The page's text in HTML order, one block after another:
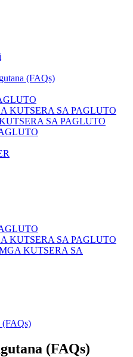
(FAQs)
KUTSERA SA PAGLUTO
SA PAGLUTO
KUTSERA SA PAGLUTO
KUTSERA SA
(FAQs)
(FAQs)